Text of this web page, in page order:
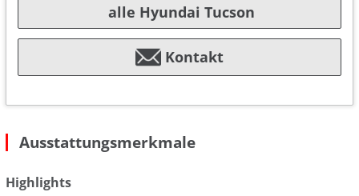
alle Hyundai Tucson
Kontakt
Ausstattungsmerkmale
Highlights